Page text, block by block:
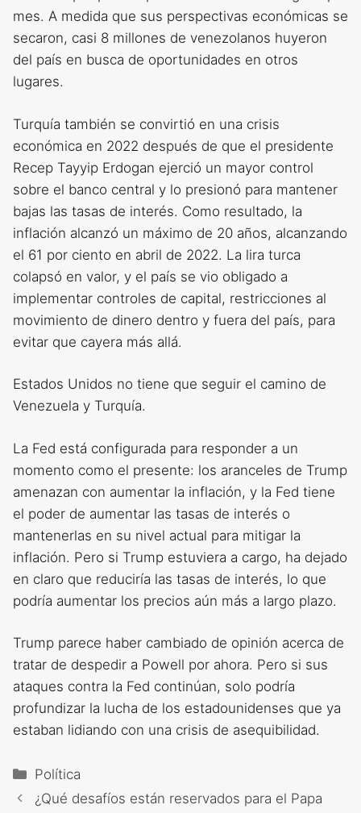
mes. A medida que sus perspectivas económicas se
secaron, casi 8 millones de venezolanos huyeron
del país en busca de oportunidades en otros
lugares.
Turquía también se convirtió en una crisis
económica en 2022 después de que el presidente
Recep Tayyip Erdogan ejerció un mayor control
sobre el banco central y lo presionó para mantener
bajas las tasas de interés. Como resultado, la
inflación alcanzó un máximo de 20 años, alcanzando
el 61 por ciento en abril de 2022. La lira turca
colapsó en valor, y el país se vio obligado a
implementar controles de capital, restricciones al
movimiento de dinero dentro y fuera del país, para
evitar que cayera más allá.
Estados Unidos no tiene que seguir el camino de
Venezuela y Turquía.
La Fed está configurada para responder a un
momento como el presente: los aranceles de Trump
amenazan con aumentar la inflación, y la Fed tiene
el poder de aumentar las tasas de interés o
mantenerlas en su nivel actual para mitigar la
inflación. Pero si Trump estuviera a cargo, ha dejado
en claro que reduciría las tasas de interés, lo que
podría aumentar los precios aún más a largo plazo.
Trump parece haber cambiado de opinión acerca de
tratar de despedir a Powell por ahora. Pero si sus
ataques contra la Fed continúan, solo podría
profundizar la lucha de los estadounidenses que ya
estaban lidiando con una crisis de asequibilidad.
Categorías
Política
¿Qué desafíos están reservados para el Papa